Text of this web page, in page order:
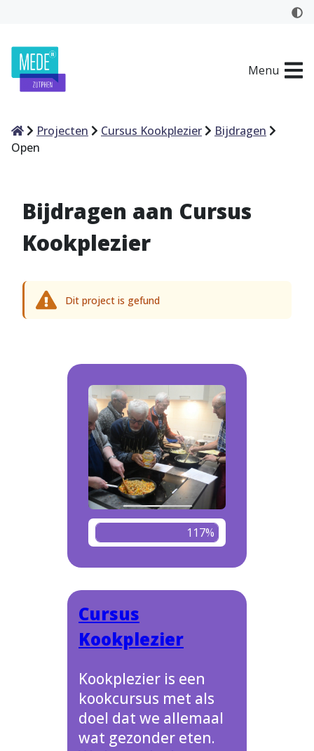
Menu
HomeProjecten Cursus Kookplezier
Bijdragen
Open
Bijdragen aan Cursus
Kookplezier
Dit project is gefund
117%
Cursus
Kookplezier
Kookplezier is een
kookcursus met als
doel dat we allemaal
wat gezonder eten.